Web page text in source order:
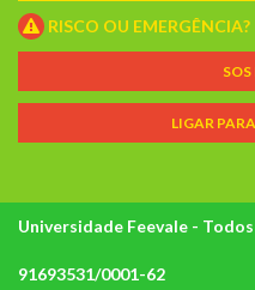
RISCO OU EMERGÊNCIA?
SOS
LIGAR
Universidade Feevale -
91693531/0001-62